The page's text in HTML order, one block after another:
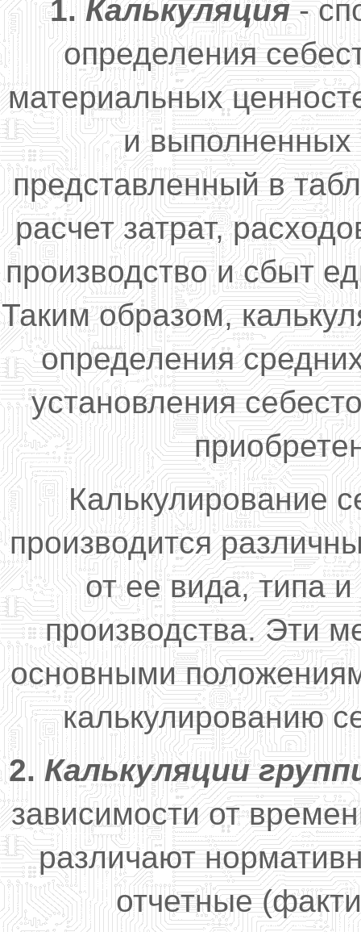
1. Калькуляция-
определения
материальных
и выполненных
представленный в
расчет затрат,
производство и сбыт
Таким образом,
определения
установления
Калькулирование
производится
от ее вида, типа и
производства. Эти
основными
калькулированию
2. Калькуляции
зависимости от
различают
отчетные